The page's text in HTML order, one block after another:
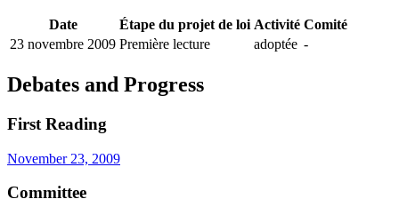
Date Étape du projet de loi Activité Comité
23 novembre 2009 Première lecture adoptée -
Debates and Progress
First Reading
November 23, 2009
Committee